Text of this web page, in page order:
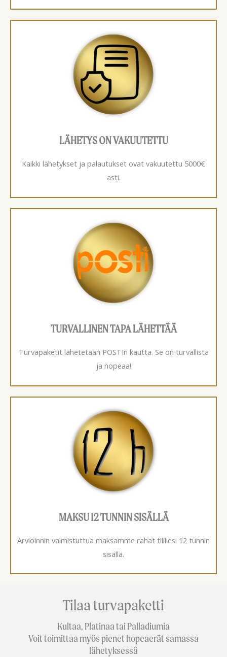
LÄHETYS ON VAKUUTETTU
Kaikki lähetykset ja palautukset ovat vakuutettu 5000€
asti.
TURVALLINEN TAPA LÄHETTÄÄ
Turvapaketit lähetetään POSTIn kautta. Se on turvallista
ja nopeaa!
MAKSU 12 TUNNIN SISÄLLÄ
Arvioinnin valmistuttua maksamme rahat tilillesi 12 tunnin
sisällä.
Tilaa turvapaketti
Kultaa, Platinaa tai Palladiumia
Voit toimittaa myös pienet hopeaerät samassa
lähetyksessä